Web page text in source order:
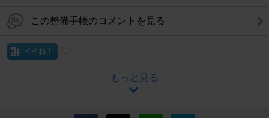
この整備手帳のコメントを見る
イイね！
もっと見る